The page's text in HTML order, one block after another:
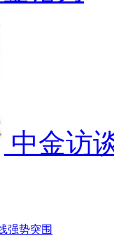
中金访
强势突围